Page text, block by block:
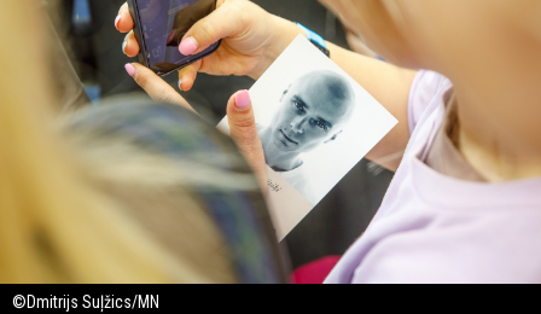
©Dmitrijs Suļžics/MN